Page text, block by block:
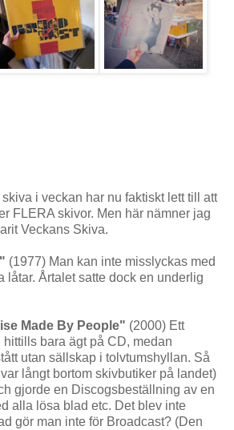
i veckan har nu faktiskt lett till att
FLERA skivor. Men här nämner jag
Veckans Skiva.
(1977) Man kan inte misslyckas med
låtar. Årtalet satte dock en underlig
Made By People" (2000) Ett
bara ägt på CD, medan
utan sällskap i tolvtumshyllan. Så
långt bortom skivbutiker på landet)
gjorde en Discogsbeställning av en
alla lösa blad etc. Det blev inte
gör man inte för Broadcast? (Den